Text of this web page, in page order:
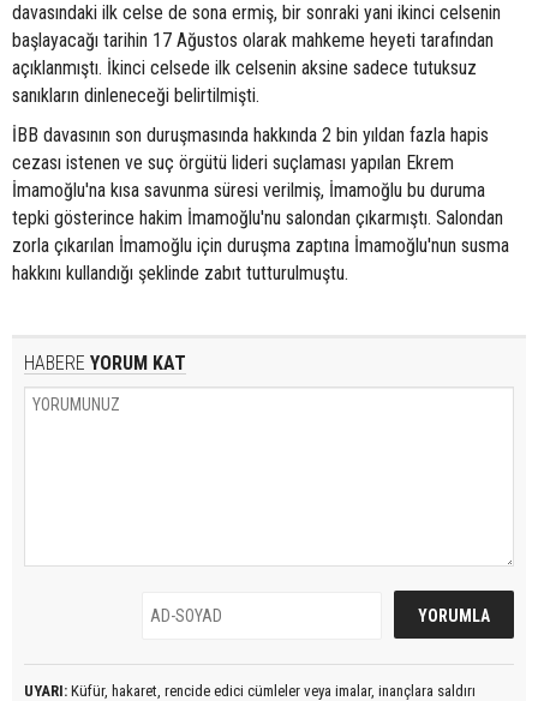
davasındaki ilk celse de sona ermiş, bir sonraki yani ikinci celsenin
başlayacağı tarihin 17 Ağustos olarak mahkeme heyeti tarafından
açıklanmıştı. İkinci celsede ilk celsenin aksine sadece tutuksuz
sanıkların dinleneceği belirtilmişti.
İBB davasının son duruşmasında hakkında 2 bin yıldan fazla hapis
cezası istenen ve suç örgütü lideri suçlaması yapılan Ekrem
İmamoğlu'na kısa savunma süresi verilmiş, İmamoğlu bu duruma
tepki gösterince hakim İmamoğlu'nu salondan çıkarmıştı. Salondan
zorla çıkarılan İmamoğlu için duruşma zaptına İmamoğlu'nun susma
hakkını kullandığı şeklinde zabıt tutturulmuştu.
HABERE YORUM KAT
UYARI: Küfür, hakaret, rencide edici cümleler veya imalar, inançlara saldırı